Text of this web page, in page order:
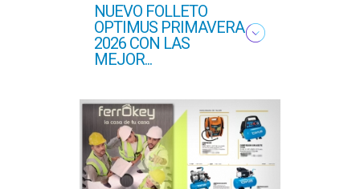
NUEVO FOLLETO
OPTIMUS PRIMAVERA
2026 CON LAS
MEJOR...